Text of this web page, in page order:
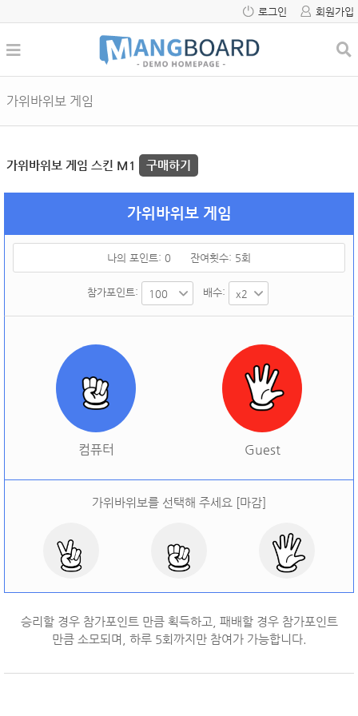
로그인 회원가입
가위바위보 게임
가위바위보 게임 스킨 M1 구매하기
가위바위보 게임
나의 포인트: 0 잔여횟수: 5회
참가포인트: 배수:
컴퓨터 Guest
가위바위보를 선택해 주세요 [마감]
오늘 승률: 오늘 결과: ]
승리할 경우 참가포인트 만큼 획득하고, 패배할 경우 참가포인트
만큼 소모되며, 하루 5회까지만 참여가 가능합니다.